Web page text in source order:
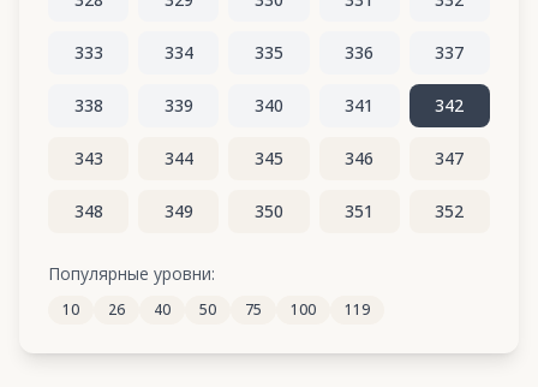
333 334 335 336 337
338 339 340 341 342
343 344 345 346 347
348 349 350 351 352
358 359 360 361
Популярные уровни:
10 26 40 50 75 100 119